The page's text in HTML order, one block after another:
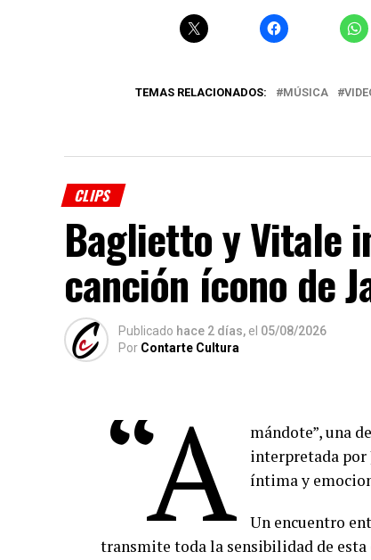
TEMAS RELACIONADOS: MÚSICA
CLIPS
Baglietto y Vitale
canción ícono de
Publicado hace 2 días, el 05/08/2026
Por Contarte Cultura
“A mándote”, una
interpretada por
íntima y
Un encuentro
transmite toda la sensibilidad de esta